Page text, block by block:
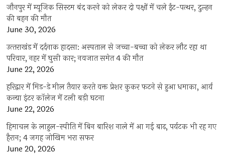
जौनपुर में म्यूजिक सिस्टम बंद करने को लेकर दो पक्षों में चले ईंट-पत्थर, दुल्हन
की बहन की मौत
June 30, 2026
उत्‍तराखंड में दर्दनाक हादसा: अस्पताल से जच्चा-बच्चा को लेकर लौट रहा था
परिवार, नहर में घुसी कार; नवजात समेत 4 की मौत
June 22, 2026
हरिद्वार में मिड-डे मील तैयार करते वक्त प्रेशर कुकर फटने से हुआ धमाका, आर्य
कन्या इंटर कॉलेज में टली बड़ी घटना
June 22, 2026
हिमाचल के लाहुल-स्पीति में बिन बारिश नाले में आ गई बाढ़, पर्यटक भी रह गए
हैरान; 4 जगह जोखिम भरा सफर
June 20, 2026